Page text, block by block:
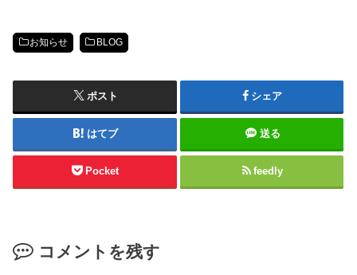
お知らせ BLOG
ポスト シェア
はてブ 送る
Pocket feedly
コメントを残す